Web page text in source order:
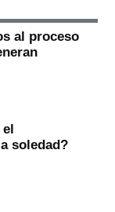
al proceso
el
soledad?